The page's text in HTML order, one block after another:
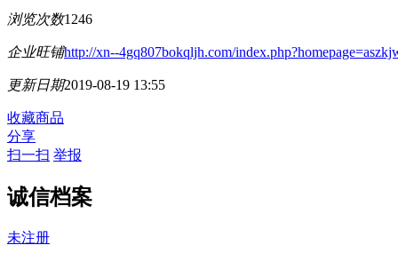
浏览次数1246
企业旺铺http://xn--4gq807bokqljh.com/
更新日期2019-08-19 13:55
收藏商品
分享
扫一扫 举报
诚信档案
未注册